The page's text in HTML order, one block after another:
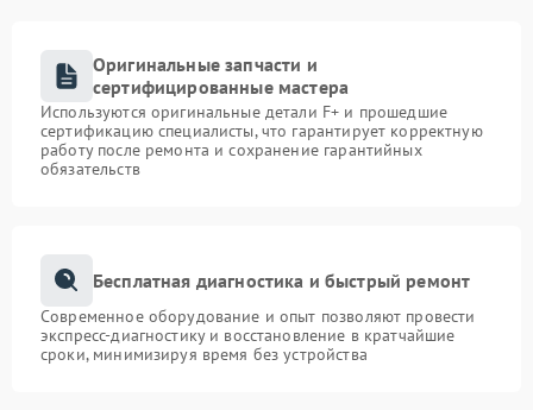
Оригинальные запчасти и
сертифицированные мастера
Используются оригинальные детали F+ и прошедшие
сертификацию специалисты, что гарантирует корректную
работу после ремонта и сохранение гарантийных
обязательств
Бесплатная диагностика и быстрый ремонт
Современное оборудование и опыт позволяют провести
экспресс-диагностику и восстановление в кратчайшие
сроки, минимизируя время без устройства